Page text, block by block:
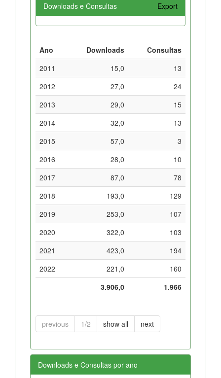
Downloads e Consultas Export
Ano Downloads
Consultas
2011
15,0
13
2012
27,0
24
2013
29,0
15
2014
32,0
13
2015
57,0
3
2016
28,0
10
2017
87,0
78
2018
193,0
129
2019
253,0
107
2020
322,0
103
2021
423,0
194
2022
221,0
160
3.906,0
1.966
previous 1/2 show all next
Downloads e Consultas por ano